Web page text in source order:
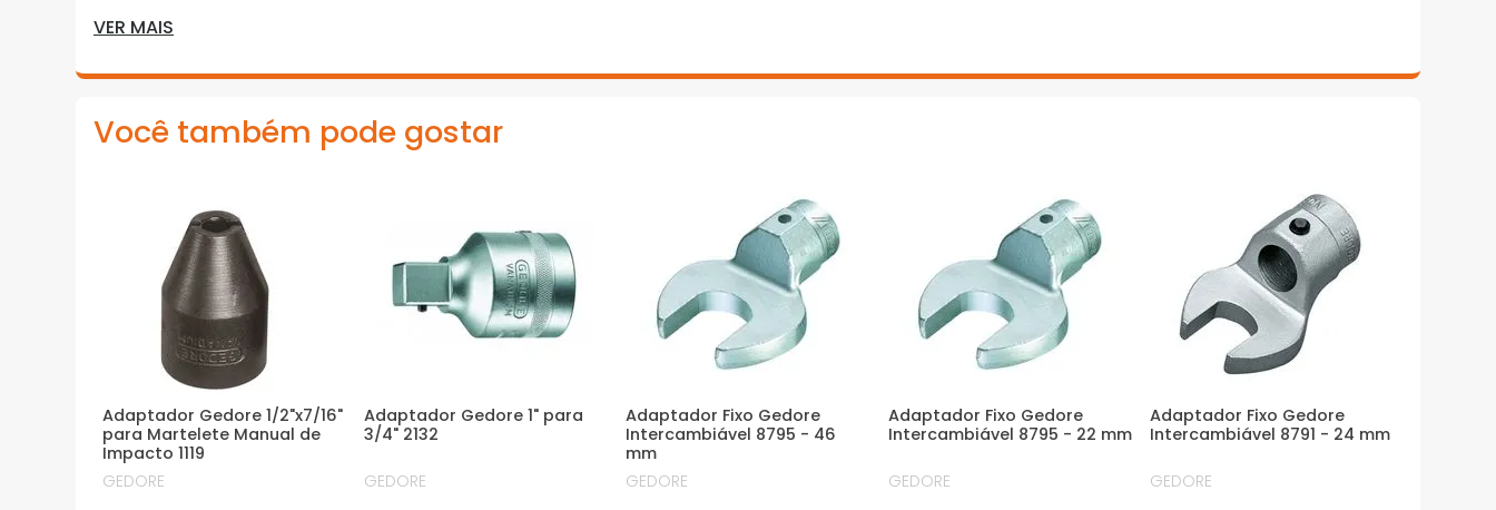
· Possui pino de travamento e encaixe
de estalo: Dremometer Z, Dremaster DMZ e
Torcofix Z, ambos com encaixe redondo
*Imagens meramente ilustrativas
VER MAIS
Você também pode gostar
Adaptador Gedore 1/2"x7/16"
para Martelete Manual de
Impacto 1119
GEDORE
Adaptador Gedore 1" para
3/4" 2132
GEDORE
Adaptador Fixo Gedore
Intercambiável 8795 - 46
mm
GEDORE
Adaptador Fixo Gedore
Intercambiável 8795 - 22 mm
GEDORE
Adaptador Fixo Gedore
Intercambiável 8791 - 24 mm
GEDORE